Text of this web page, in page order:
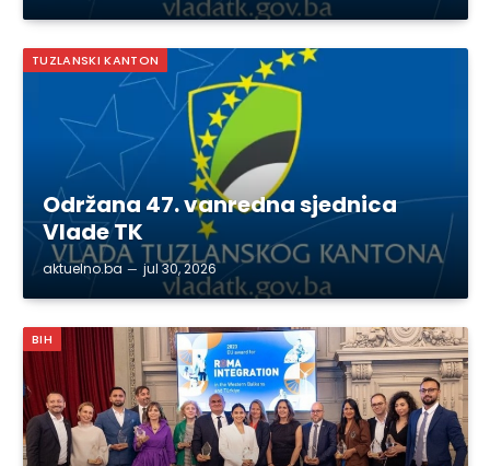
TUZLANSKI KANTON
Održana 47. vanredna sjednica
Vlade TK
aktuelno.ba jul 30, 2026
BIH